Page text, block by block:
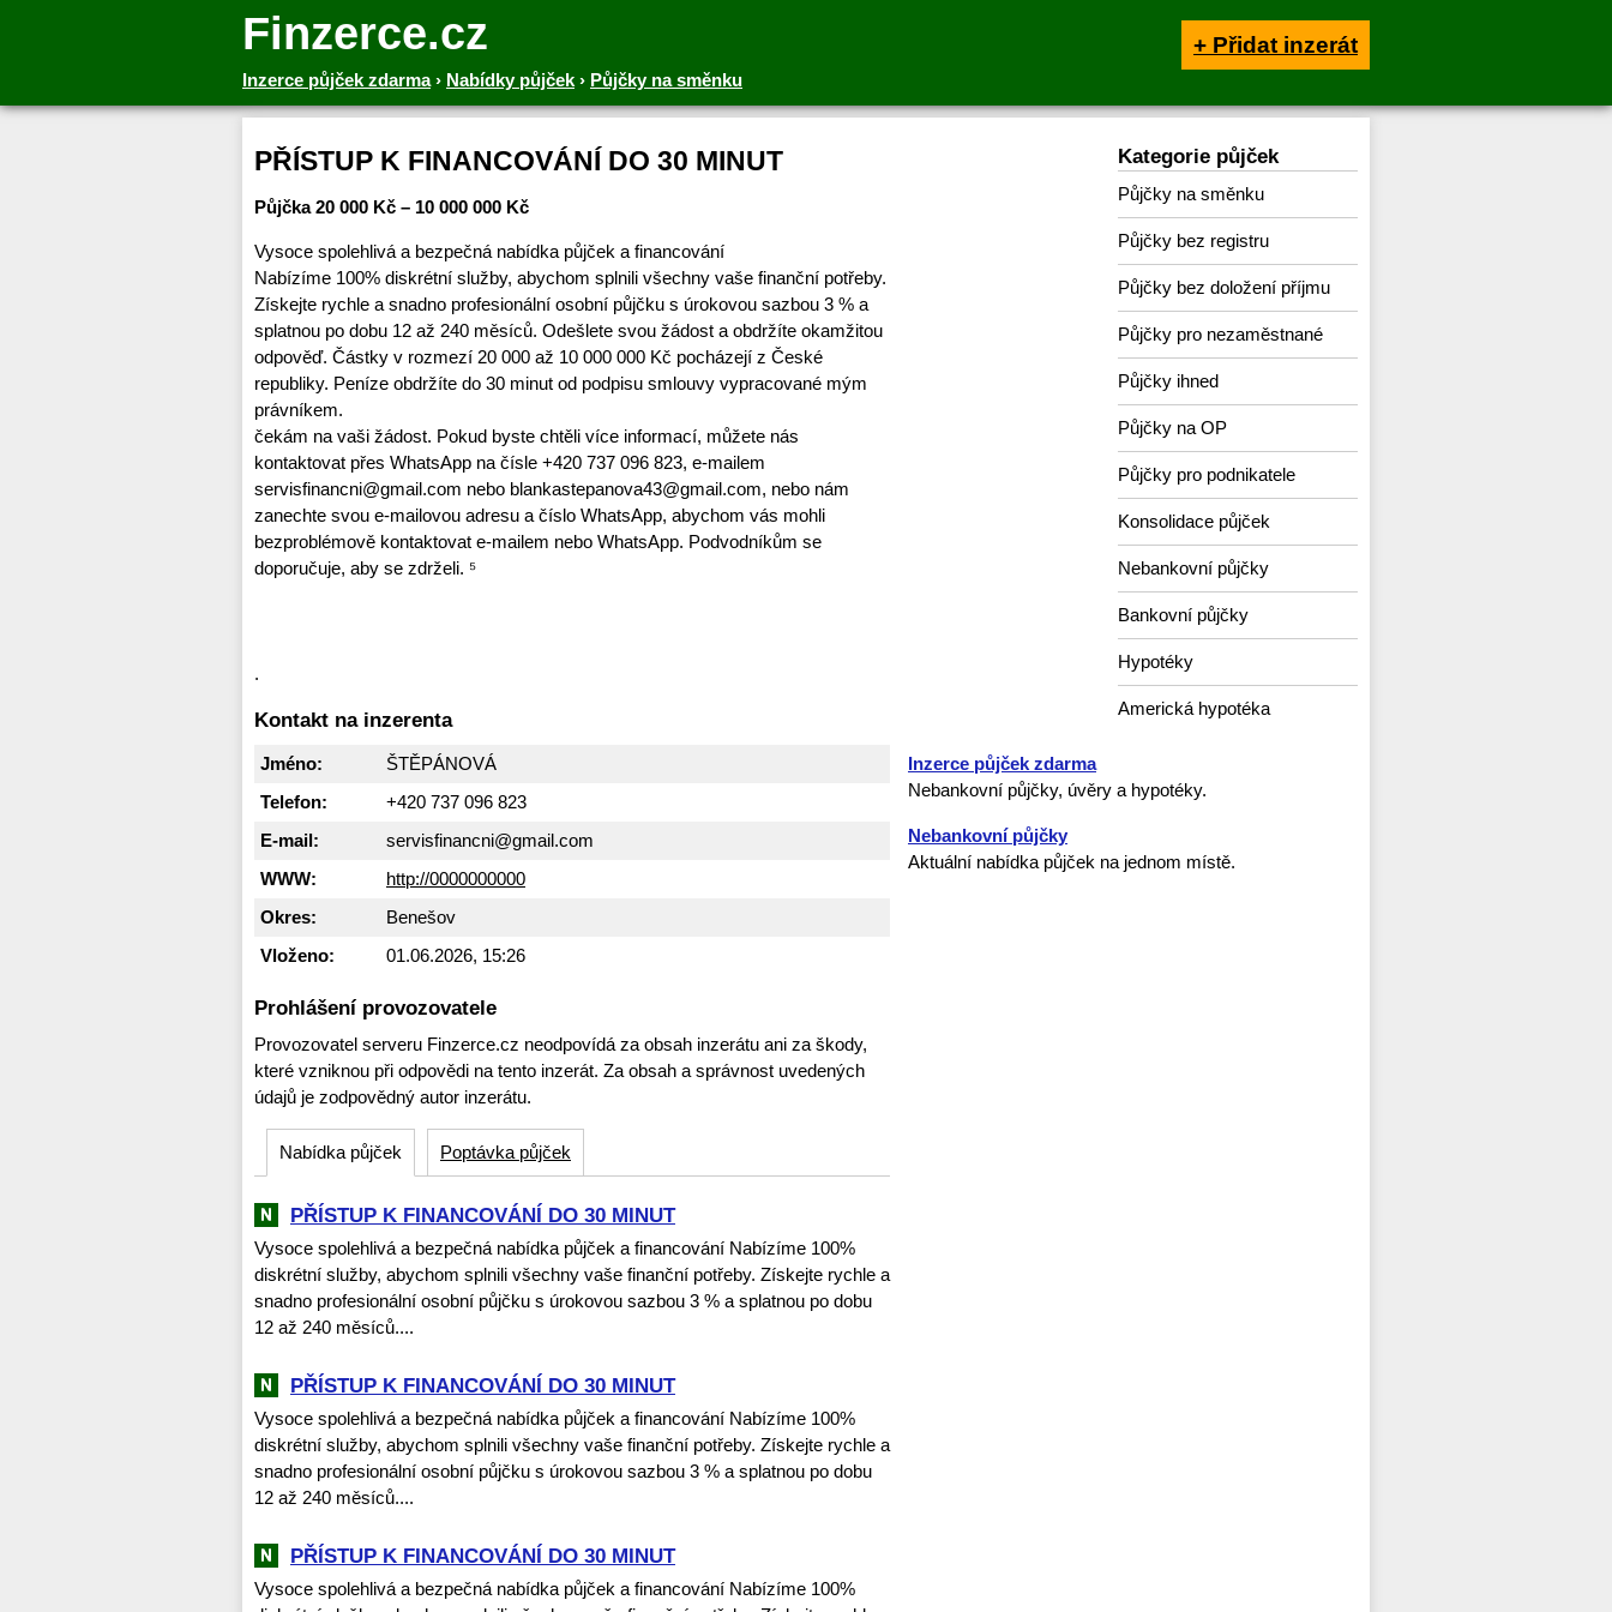
Finzerce.cz
Inzerce půjček zdarma› Nabídky půjček › Půjčky na směnku
+ Přidat inzerát
PŘÍSTUP K FINANCOVÁNÍ DO 30 MINUT
Půjčka 20 000 Kč – 10 000 000 Kč
Vysoce spolehlivá a bezpečná nabídka půjček a financování
Nabízíme 100% diskrétní služby, abychom splnili všechny vaše finanční potřeby.
Získejte rychle a snadno profesionální osobní půjčku s úrokovou sazbou 3 % a
splatnou po dobu 12 až 240 měsíců. Odešlete svou žádost a obdržíte okamžitou
odpověď. Částky v rozmezí 20 000 až 10 000 000 Kč pocházejí z České
republiky. Peníze obdržíte do 30 minut od podpisu smlouvy vypracované mým
právníkem.
čekám na vaši žádost. Pokud byste chtěli více informací, můžete nás
kontaktovat přes WhatsApp na čísle +420 737 096 823, e-mailem
servisfinancni@gmail.com nebo blankastepanova43@gmail.com, nebo nám
zanechte svou e-mailovou adresu a číslo WhatsApp, abychom vás mohli
bezproblémově kontaktovat e-mailem nebo WhatsApp. Podvodníkům se
doporučuje, aby se zdrželi. ⁵
.
Kontakt na inzerenta
Jméno:
ŠTĚPÁNOVÁ
Telefon:
+420 737 096 823
E-mail:
servisfinancni@gmail.com
WWW:
http://0000000000
Okres:
Benešov
Vloženo:
01.06.2026, 15:26
Prohlášení provozovatele
Provozovatel serveru Finzerce.cz neodpovídá za obsah inzerátu ani za škody,
které vzniknou při odpovědi na tento inzerát. Za obsah a správnost uvedených
údajů je zodpovědný autor inzerátu.
Nabídka půjček Poptávka půjček
PŘÍSTUP K FINANCOVÁNÍ DO 30 MINUT
Vysoce spolehlivá a bezpečná nabídka půjček a financování Nabízíme 100%
diskrétní služby, abychom splnili všechny vaše finanční potřeby. Získejte rychle a
snadno profesionální osobní půjčku s úrokovou sazbou 3 % a splatnou po dobu
12 až 240 měsíců....
PŘÍSTUP K FINANCOVÁNÍ DO 30 MINUT
Vysoce spolehlivá a bezpečná nabídka půjček a financování Nabízíme 100%
diskrétní služby, abychom splnili všechny vaše finanční potřeby. Získejte rychle a
snadno profesionální osobní půjčku s úrokovou sazbou 3 % a splatnou po dobu
12 až 240 měsíců....
PŘÍSTUP K FINANCOVÁNÍ DO 30 MINUT
Vysoce spolehlivá a bezpečná nabídka půjček a financování Nabízíme 100%
Kategorie půjček
Půjčky na směnku
Půjčky bez registru
Půjčky bez doložení příjmu
Půjčky pro nezaměstnané
Půjčky ihned
Půjčky na OP
Půjčky pro podnikatele
Konsolidace půjček
Nebankovní půjčky
Bankovní půjčky
Hypotéky
Americká hypotéka
Inzerce půjček zdarma
Nebankovní půjčky, úvěry a hypotéky.
Nebankovní půjčky
Aktuální nabídka půjček na jednom místě.